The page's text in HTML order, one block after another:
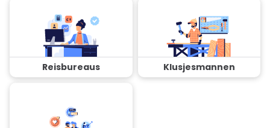
Reisbureaus Klusjesmannen